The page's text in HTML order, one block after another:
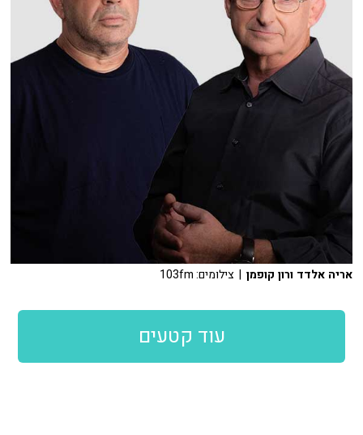
אריה אלדד ורון קופמן | צילומים: 103fm
עוד קטעים